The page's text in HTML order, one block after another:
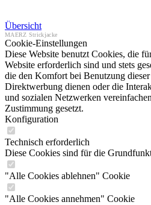
Übersicht
MAERZ Strickjacke
Cookie-Einstellungen
Diese Website benutzt Cookies, die
Website erforderlich sind und stets
die den Komfort bei Benutzung
Direktwerbung dienen oder die
und sozialen Netzwerken
Zustimmung gesetzt.
Konfiguration
Technisch erforderlich
Diese Cookies sind für die
"Alle Cookies ablehnen" Cookie
"Alle Cookies annehmen" Cookie